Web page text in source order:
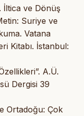
İltica ve Dönüş
Suriye ve
Vatana
Kitabı. İstanbul:
A.Ü.
Dergisi 39
Ortadoğu: Çok